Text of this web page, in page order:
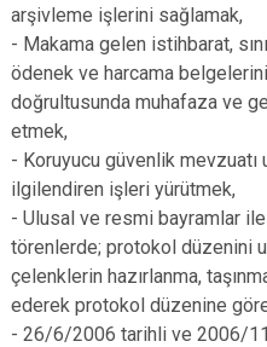
arşivleme işlerini sağlamak,
- Makama gelen istihbarat,
ödenek ve harcama
doğrultusunda muhafaza ve
etmek,
- Koruyucu güvenlik mevzuatı
ilgilendiren işleri yürütmek,
- Ulusal ve resmi bayramlar
törenlerde; protokol düzenini
çelenklerin hazırlanma,
ederek protokol düzenine göre
- 26/6/2006 tarihli ve 2006/